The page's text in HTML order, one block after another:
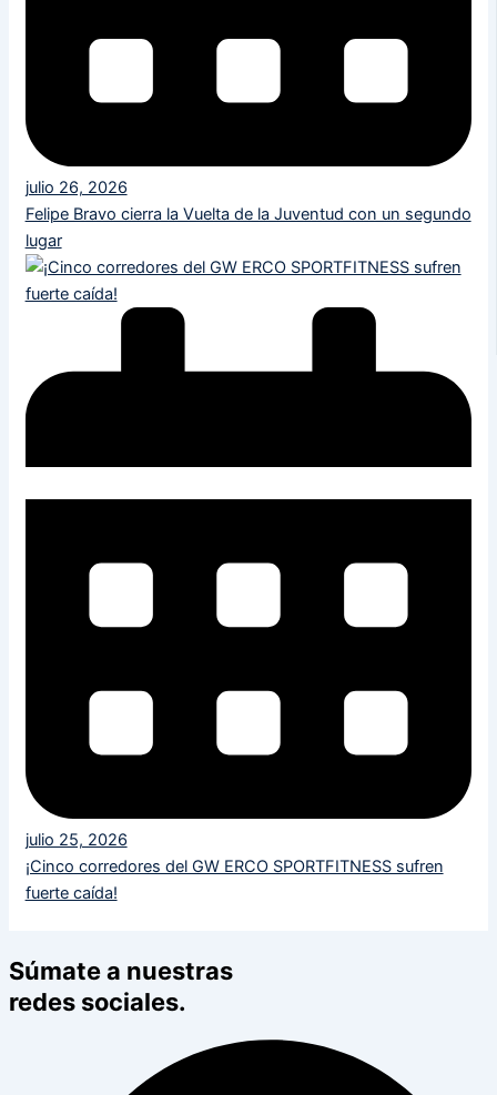
julio 26, 2026
Felipe Bravo cierra la Vuelta de la Juventud con un segundo
lugar
julio 25, 2026
¡Cinco corredores del GW ERCO SPORTFITNESS sufren
fuerte caída!
Súmate a nuestras
redes sociales.